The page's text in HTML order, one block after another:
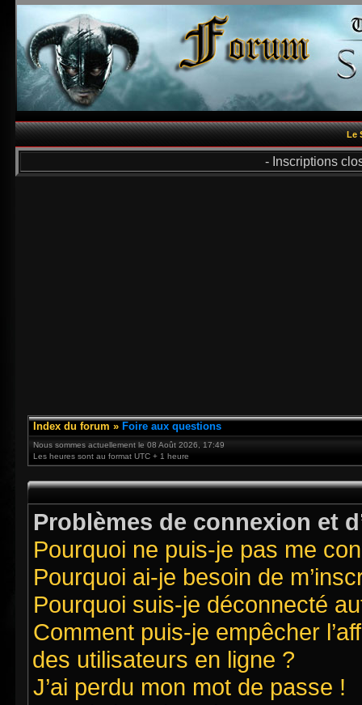
Le
- Inscriptions
Index du forum » Foire aux questions
Nous sommes actuellement le 08 Août 2026, 17:49
Les heures sont au format UTC + 1 heure
Problèmes de connexion et
Pourquoi ne puis-je pas me
Pourquoi ai-je besoin de
Pourquoi suis-je déconnecté
Comment puis-je empêcher
des utilisateurs en ligne ?
J’ai perdu mon mot de passe !